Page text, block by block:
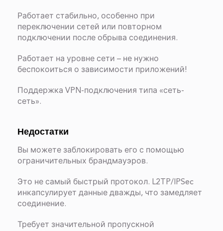
Работает стабильно, особенно при
переключении сетей или повторном
подключении после обрыва соединения.
Работает на уровне сети – не нужно
беспокоиться о зависимости приложений!
Поддержка VPN-подключения типа «сеть-
сеть».
Недостатки
Вы можете заблокировать его с помощью
ограничительных брандмауэров.
Это не самый быстрый протокол. L2TP/IPSec
инкапсулирует данные дважды, что замедляет
соединение.
Требует значительной пропускной